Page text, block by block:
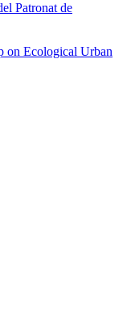
Patronat de
on Ecological Urban